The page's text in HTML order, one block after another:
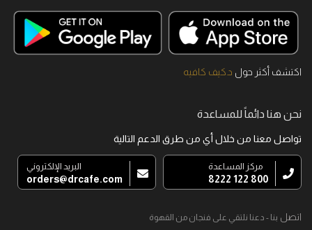
اكتشف أكثر حول د.كيف كافيه
نحن هنا دائماً للمساعدة
تواصل معنا من خلال أي من طرق الدعم التالية
مركز المساعدة
800 122 8222
البريد الإلكتروني
orders@drcafe.com
اتصل بنا - دعنا نلتقي على فنجان من القهوة